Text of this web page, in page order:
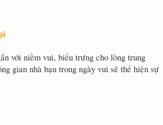
với niềm vui, biểu trưng cho lòng trung
gian nhà bạn trong ngày vui sẽ thể hiện sự